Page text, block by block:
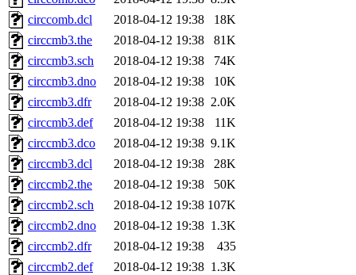
circcomb.dcl
2018-04-12 19:38
18K
circcmb3.the
2018-04-12 19:38
81K
circcmb3.sch
2018-04-12 19:38
74K
circcmb3.dno
2018-04-12 19:38
10K
circcmb3.dfr
2018-04-12 19:38 2.0K
circcmb3.def
2018-04-12 19:38
11K
circcmb3.dco
2018-04-12 19:38 9.1K
circcmb3.dcl
2018-04-12 19:38
28K
circcmb2.the
2018-04-12 19:38
50K
circcmb2.sch
2018-04-12 19:38 107K
circcmb2.dno
2018-04-12 19:38 1.3K
circcmb2.dfr
2018-04-12 19:38
435
circcmb2.def
2018-04-12 19:38 1.3K